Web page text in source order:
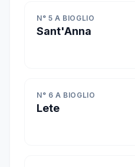
N° 5 A BIOGLIO
Sant'Anna
N° 6 A BIOGLIO
Lete